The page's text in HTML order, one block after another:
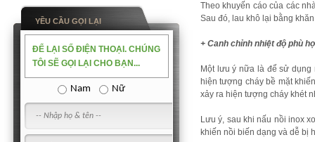
YỀU CẦU GỌI LẠI
ĐỂ LẠI SỐ ĐIỆN THOẠI. CHÚNG
TÔI SẼ GỌI LẠI CHO BẠN...
Nam Nữ
Theo khuyến cáo của các
Sau đó, lau khô lại bằng
+ Canh chỉnh nhiệt độ phù
Một lưu ý nữa là để sử
hiện tượng cháy bề mặt
xảy ra hiện tượng cháy khét
Lưu ý, sau khi nấu nồi inox
khiến nồi biến dạng và dễ bị